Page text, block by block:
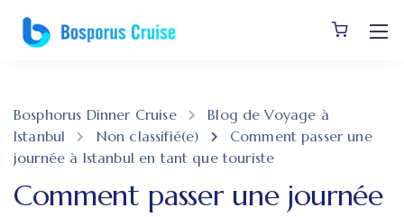
Bosphorus Dinner Cruise
Blog de Voyage à
Istanbul
Non classifié(e)
Comment passer une
journée à Istanbul en tant que touriste
Comment passer une journée